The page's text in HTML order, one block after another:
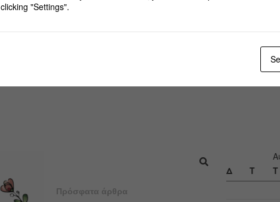
Πρόσφατα άρθρα
Δ
Τ Τ
clicking "Settings".